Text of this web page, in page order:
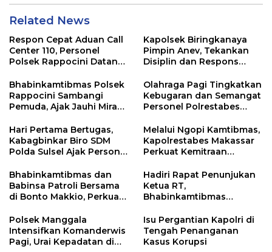
Related News
Respon Cepat Aduan Call
Center 110, Personel
Polsek Rappocini Datangi
Kapolsek Biringkanaya
Pimpin Anev, Tekankan
Disiplin dan Respons
Masyarakat
Bhabinkamtibmas Polsek
Rappocini Sambangi
Pemuda, Ajak Jauhi Miras,
Olahraga Pagi Tingkatkan
Kebugaran dan Semangat
Personel Polrestabes
Hari Pertama Bertugas,
Kabagbinkar Biro SDM
Polda Sulsel Ajak Personel
Kebersihan
Melalui Ngopi Kamtibmas,
Kapolrestabes Makassar
Perkuat Kemitraan
Bhabinkamtibmas dan
Babinsa Patroli Bersama
di Bonto Makkio, Perkuat
Hadiri Rapat Penunjukan
Ketua RT,
Bhabinkamtibmas
Pentingnya Sinergi
dengan Warga
Polsek Manggala
Intensifkan Komanderwis
Pagi, Urai Kepadatan di
Isu Pergantian Kapolri di
Tengah Penanganan
Kasus Korupsi